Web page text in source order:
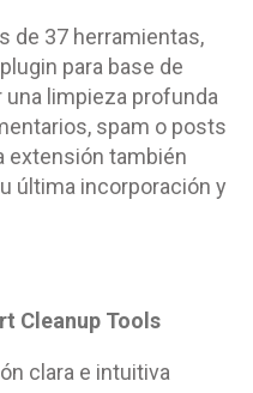
de 37 herramientas,
para base de
limpieza profunda
spam o posts
extensión también
última incorporación y
Cleanup Tools
clara e intuitiva